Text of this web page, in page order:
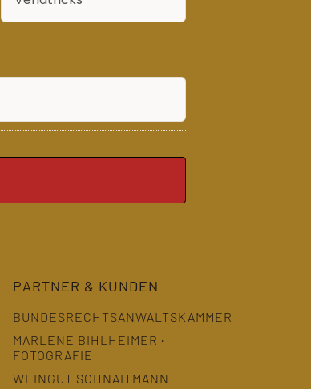
PARTNER & KUNDEN
BUNDESRECHTSANWALTSKAMMER
MARLENE BIHLHEIMER ·
FOTOGRAFIE
WEINGUT SCHNAITMANN